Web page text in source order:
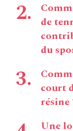
de
du
court
résine
Une